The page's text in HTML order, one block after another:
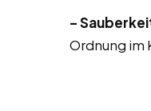
–
Ordnung im